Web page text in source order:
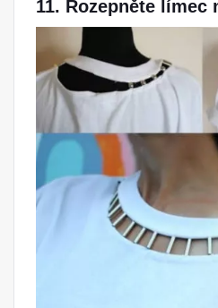
11. Rozepněte límec